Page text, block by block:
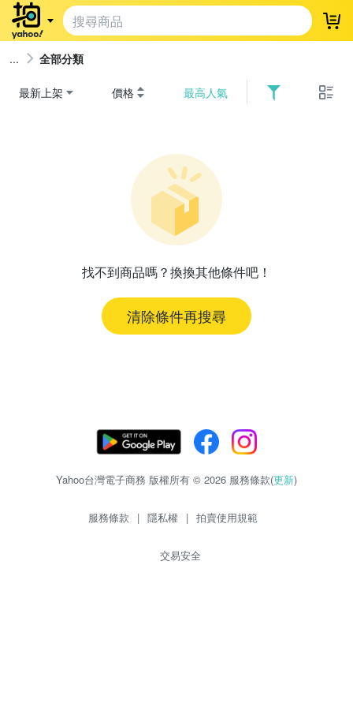
登
全部分類
最新上架 價格 最高人氣
找不到商品嗎？換換其他條件吧！
清除條件再搜尋
Yahoo台灣電子商務 版權所有 © 2026 服務條款(更新)
服務條款 | 隱私權 | 拍賣使用規範
交易安全